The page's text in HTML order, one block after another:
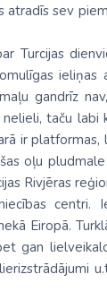
No
No
No
Ēģipte
Kenija
atradīs sev
gandrīz
taču
ir
oļu
Rivjēras
Eiropā.
gan